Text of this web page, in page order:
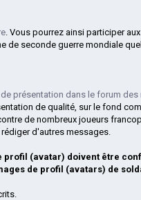
. Vous pourrez ainsi participer
de seconde guerre mondiale
présentation dans le forum des
de qualité, sur le fond
de nombreux joueurs
d'autres messages.
profil (avatar) doivent être
de profil (avatars) de